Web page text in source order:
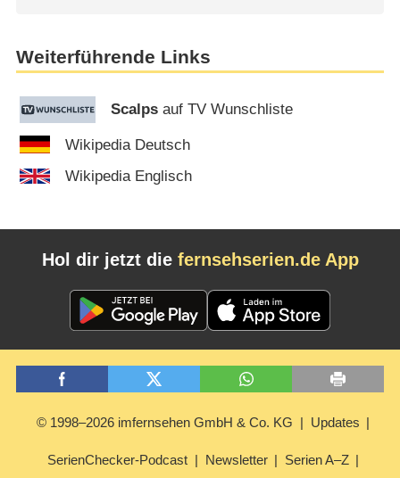
Weiterführende Links
Scalps auf TV Wunschliste
Wikipedia Deutsch
Wikipedia Englisch
Hol dir jetzt die fernsehserien.de App
© 1998–2026 imfernsehen GmbH & Co. KG Updates
SerienChecker-Podcast Newsletter Serien A–Z